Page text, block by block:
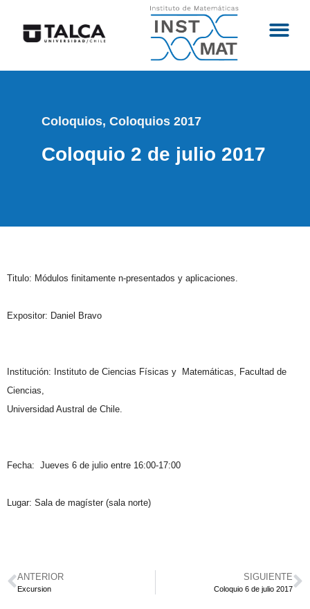
Coloquios, Coloquios 2017
Coloquio 2 de julio 2017
Titulo: Módulos finitamente n-presentados y aplicaciones.
Expositor: Daniel Bravo
Institución: Instituto de Ciencias Físicas y Matemáticas, Facultad de
Ciencias,
Universidad Austral de Chile.
Fecha: Jueves 6 de julio entre 16:00-17:00
Lugar: Sala de magíster (sala norte)
ANTERIOR
Excursion
SIGUIENTE
Coloquio 6 de julio 2017